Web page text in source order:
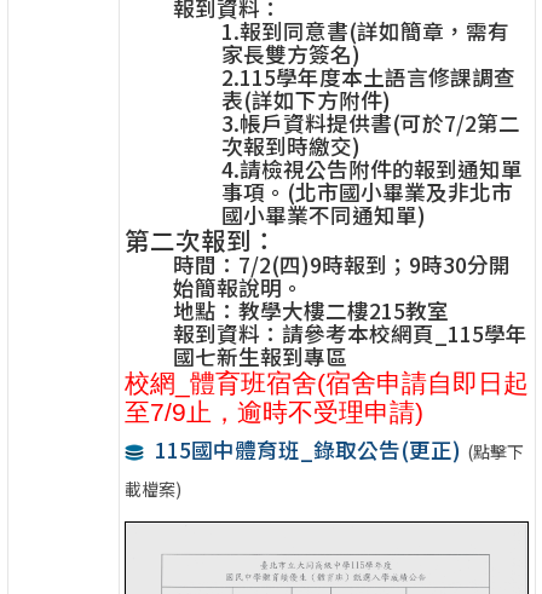
報到資料：
1.報到同意書(詳如簡章，需有
家長雙方簽名)
2.115學年度本土語言修課調查
表(詳如下方附件)
3.帳戶資料提供書(可於7/2第二
次報到時繳交)
4.請檢視公告附件的報到通知單
事項。(北市國小畢業及非北市
國小畢業不同通知單)
第二次報到：
時間：7/2(四)9時報到；9時30分開
始簡報說明。
地點：教學大樓二樓215教室
報到資料：請參考本校網頁_115學年
國七新生報到專區
校網_體育班宿舍(宿舍申請自即日起
至7/9止，逾時不受理申請)
115國中體育班_錄取公告(更正) (點擊下
載檔案)